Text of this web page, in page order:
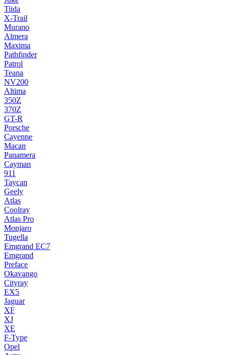
Tiida
X-Trail
Murano
Almera
Maxima
Pathfinder
Patrol
Teana
NV200
Altima
350Z
370Z
GT-R
Porsche
Cayenne
Macan
Panamera
Cayman
911
Taycan
Geely
Atlas
Coolray
Atlas Pro
Monjaro
Tugella
Emgrand EC7
Emgrand
Preface
Okavango
Cityray
EX5
Jaguar
XF
XJ
XE
F-Type
Opel